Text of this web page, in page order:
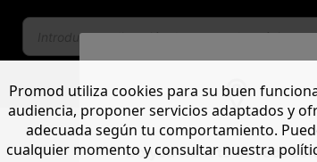
Do you want to be
Promod utiliza cookies para su buen
audiencia, proponer servicios adaptados y
adecuada según tu comportamiento.
cualquier momento y consultar nuestra